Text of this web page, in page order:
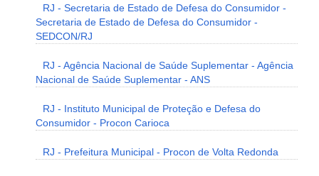
RJ - Secretaria de Estado de Defesa do Consumidor -
Secretaria de Estado de Defesa do Consumidor -
SEDCON/RJ
RJ - Agência Nacional de Saúde Suplementar - Agência
Nacional de Saúde Suplementar - ANS
RJ - Instituto Municipal de Proteção e Defesa do
Consumidor - Procon Carioca
RJ - Prefeitura Municipal - Procon de Volta Redonda